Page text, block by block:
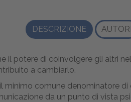
DESCRIZIONE AUTORI
il potere di coinvolgere gli altri
a cambiarlo.
minimo comune denominatore
da un punto di vista